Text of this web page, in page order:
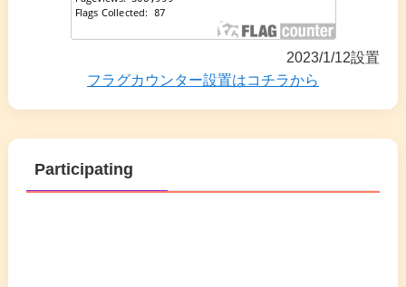
2023/1/12設置
フラグカウンター設置はコチラから
Participating